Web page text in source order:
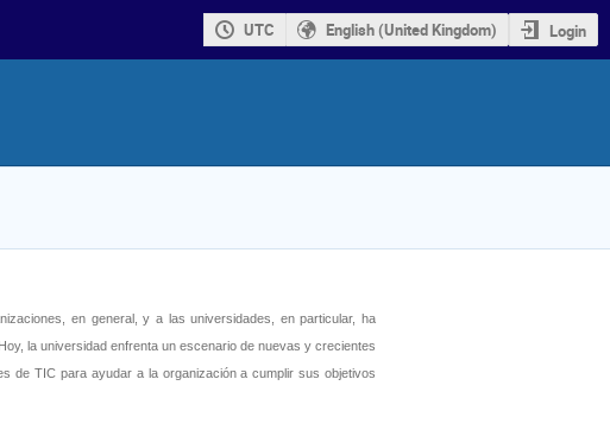
UTC English (United Kingdom) Login
en general, y a las universidades, en particular, ha
la universidad enfrenta un escenario de nuevas y crecientes
de TIC para ayudar a la organización a cumplir sus objetivos